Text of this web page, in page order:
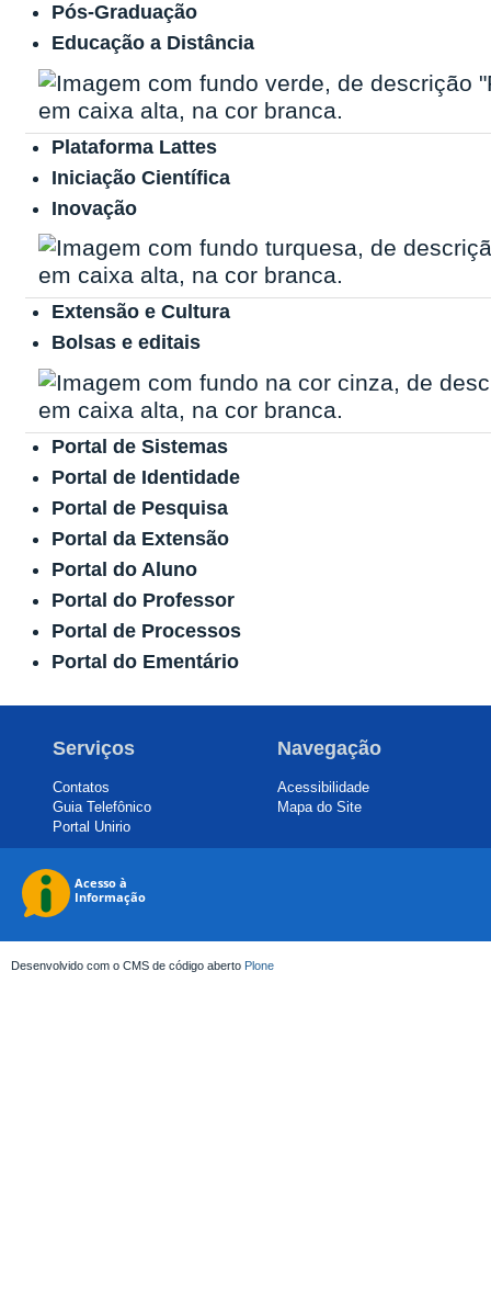
Pós-Graduação
Educação a Distância
Plataforma Lattes
Iniciação Científica
Inovação
Extensão e Cultura
Bolsas e editais
Portal de Sistemas
Portal de Identidade
Portal de Pesquisa
Portal da Extensão
Portal do Aluno
Portal do Professor
Portal de Processos
Portal do Ementário
Serviços
Contatos
Guia Telefônico
Portal Unirio
Navegação
Acessibilidade
Mapa do Site
Desenvolvido com o CMS de código aberto Plone